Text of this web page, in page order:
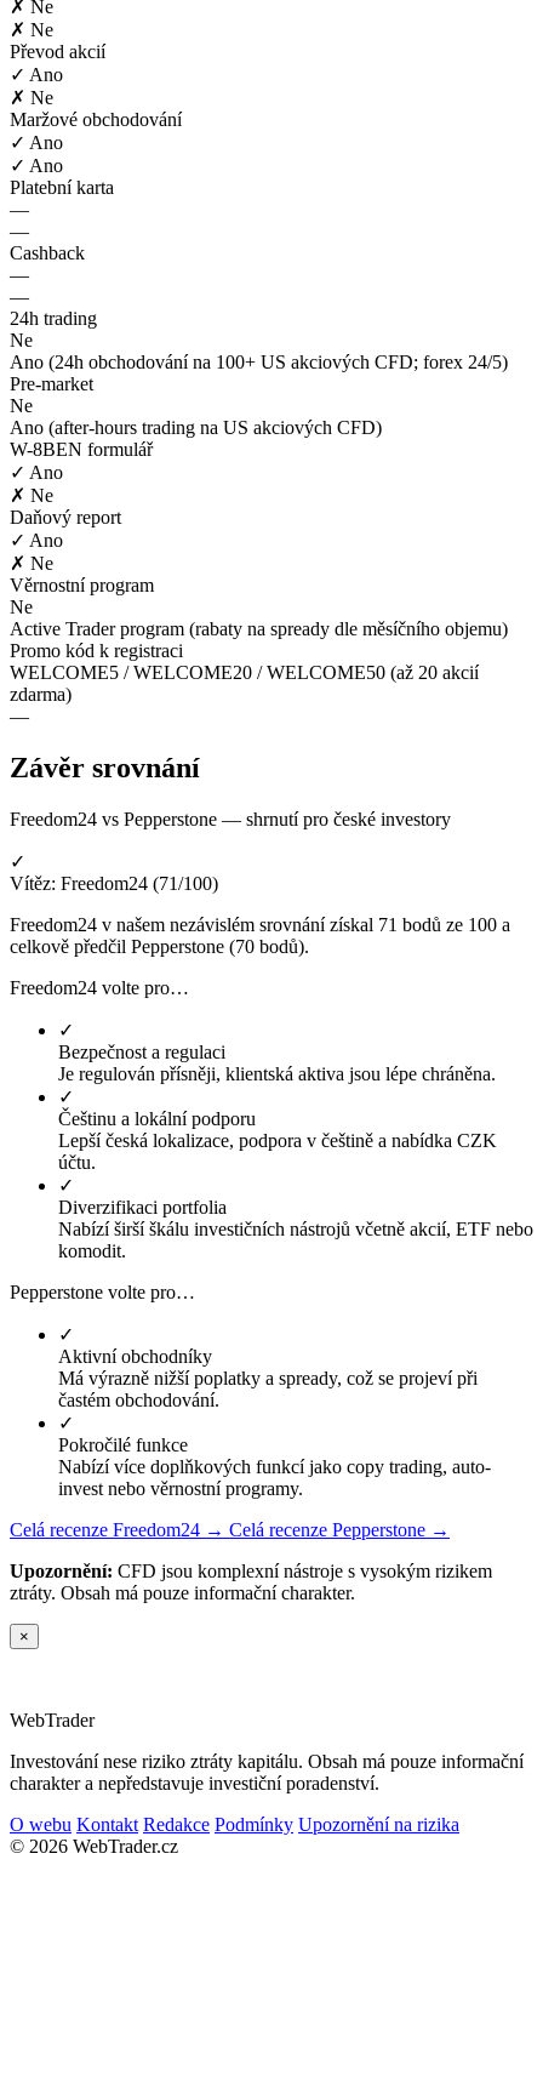
✗ Ne
✗ Ne
Převod akcií
✓ Ano
✗ Ne
Maržové obchodování
✓ Ano
✓ Ano
Platební karta
—
—
Cashback
—
—
24h trading
Ne
Ano (24h obchodování na 100+ US akciových CFD; forex 24/5)
Pre-market
Ne
Ano (after-hours trading na US akciových CFD)
W-8BEN formulář
✓ Ano
✗ Ne
Daňový report
✓ Ano
✗ Ne
Věrnostní program
Ne
Active Trader program (rabaty na spready dle měsíčního objemu)
Promo kód k registraci
WELCOME5 / WELCOME20 / WELCOME50 (až 20 akcií
zdarma)
—
Závěr srovnání
Freedom24 vs Pepperstone — shrnutí pro české investory
✓
Vítěz: Freedom24 (71/100)
Freedom24 v našem nezávislém srovnání získal 71 bodů ze 100 a
celkově předčil Pepperstone (70 bodů).
Freedom24 volte pro…
✓
Bezpečnost a regulaci
Je regulován přísněji, klientská aktiva jsou lépe chráněna.
✓
Češtinu a lokální podporu
Lepší česká lokalizace, podpora v češtině a nabídka CZK
účtu.
✓
Diverzifikaci portfolia
Nabízí širší škálu investičních nástrojů včetně akcií, ETF nebo
komodit.
Pepperstone volte pro…
✓
Aktivní obchodníky
Má výrazně nižší poplatky a spready, což se projeví při
častém obchodování.
✓
Pokročilé funkce
Nabízí více doplňkových funkcí jako copy trading, auto-
invest nebo věrnostní programy.
Celá recenze Freedom24 → Celá recenze Pepperstone →
Upozornění: CFD jsou komplexní nástroje s vysokým rizikem
ztráty. Obsah má pouze informační charakter.
×
WebTrader
Investování nese riziko ztráty kapitálu. Obsah má pouze informační
charakter a nepředstavuje investiční poradenství.
O webu Kontakt Redakce Podmínky Upozornění na rizika
© 2026 WebTrader.cz